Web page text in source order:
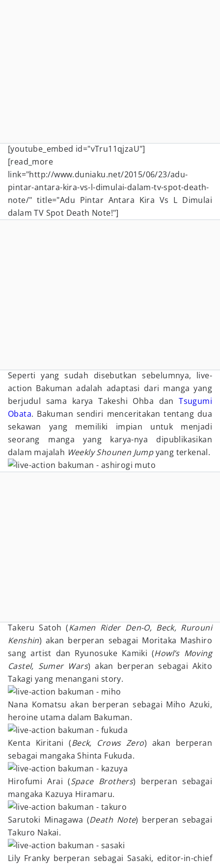
[youtube_embed id="vTru11qjzaU"]
[read_more
link="http://www.duniaku.net/2015/06/23/adu-
pintar-antara-kira-vs-l-dimulai-dalam-tv-spot-death-
note/" title="Adu Pintar Antara Kira Vs L Dimulai
dalam TV Spot Death Note!"]
Seperti yang sudah disebutkan sebelumnya, live-
action Bakuman adalah adaptasi dari manga yang
berjudul sama karya Takeshi Ohba danTsugumi
Obata. Bakuman sendiri menceritakan tentang dua
sekawan yang memiliki impian untuk menjadi
seorang manga yang karya-nya dipublikasikan
dalam majalah Weekly Shounen Jumpyang terkenal.
Takeru Satoh (Kamen Rider Den-O, Beck, Rurouni
Kenshin) akan berperan sebagai Moritaka Mashiro
sang artist dan Ryunosuke Kamiki (Howl’s Moving
Castel, Sumer Wars) akan berperan sebagai Akito
Takagi yang menangani story.
Nana Komatsu akan berperan sebagai Miho Azuki,
heroine utama dalam Bakuman.
Kenta Kiritani (Beck, Crows Zero) akan berperan
sebagai mangaka Shinta Fukuda.
Hirofumi Arai (Space Brothers) berperan sebagai
mangaka Kazuya Hiramaru.
Sarutoki Minagawa (Death Note) berperan sebagai
Takuro Nakai.
Lily Franky berperan sebagai Sasaki, editor-in-chief